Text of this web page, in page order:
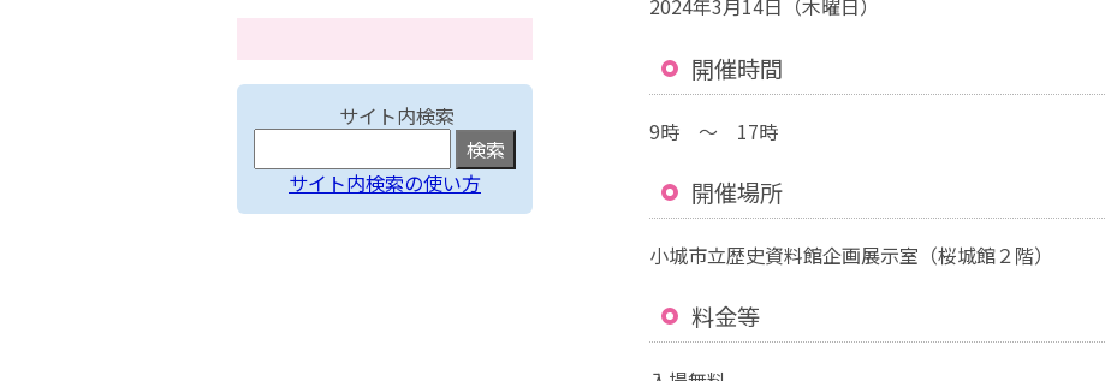
2024年3月14日（木曜日）
開催時間
9時 ～ 17時
開催場所
小城市立歴史資料館企画展示室（桜城館２階）
料金等
サイト内検索
サイト内検索の使い方